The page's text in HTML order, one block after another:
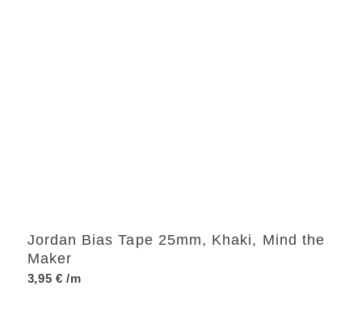
Jordan Bias Tape 25mm, Khaki, Mind the
Maker
3,95 € /m